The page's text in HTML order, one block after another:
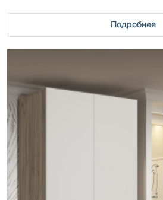
Подробнее